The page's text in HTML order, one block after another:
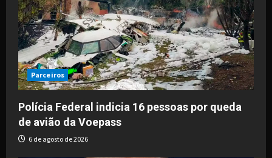
Parceiros
Polícia Federal indicia 16 pessoas por queda
de avião da Voepass
6 de agosto de 2026